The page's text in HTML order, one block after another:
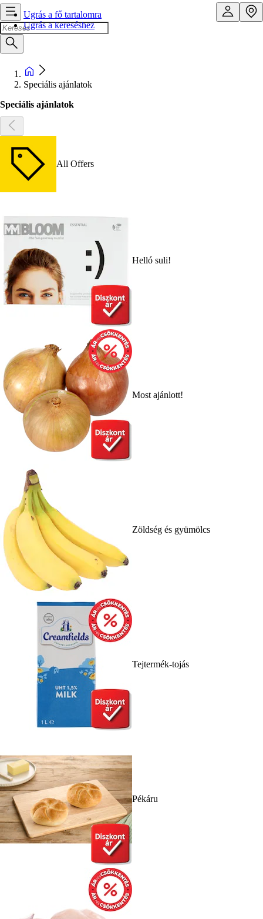
Ugrás a fő tartalomra
Ugrás a kereséshez
Speciális ajánlatok
Speciális ajánlatok
All Offers
Helló suli!
Most ajánlott!
Zöldség és gyümölcs
Tejtermék-tojás
Pékáru